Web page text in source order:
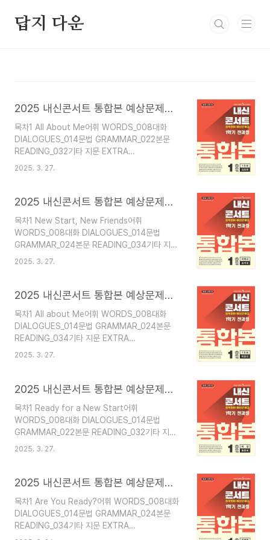
답지 다운
2025 내신콘서트 통합본 예상문제집 영어 중1 1학기 YBM 김은형 답지 해설 PDF 사진답지
목차1 All About Me어휘 WORDS_008대화
DIALOGUES_014문법 GRAMMAR_022본문
READING_032기타 지문 EXTRA
READING_044실전 모의고사 Basic 1회_048실
Intermediate 2회_060실전 모의고사 서술형
Wise, Stay Safe어휘 WORDS_076대화
DIALOGUES_082문법 GRAMMAR_090본문
READING_100기타 지문 EXTRA READING_112
실전 모의고사 Basic 1회_114실전 모의고사
2025. 3. 27.
2025 내신콘서트 통합본 예상문제집 영어 중1 1학기 지학 송미정 답지 해설 PDF 사진답지
목차1 New Start, New Friends어휘
WORDS_008대화 DIALOGUES_014문법
GRAMMAR_024본문 READING_034기타 지문
EXTRA READING_046실전 모의고사 Basic 1회
Intermediate 2회_060실전 모의고사 서술형
Learn, and Grow Together어휘
WORDS_076대화 DIALOGUES_082문법
GRAMMAR_092본문 READING_102기타 지문
EXTRA READING_114실전 모의고사 Basic 1회
2025. 3. 27.
2025 내신콘서트 통합본 예상문제집 영어 중1 1학기 YBM 박준언 답지 해설 PDF 사진답지
목차1 All about Me어휘 WORDS_008대화
DIALOGUES_014문법 GRAMMAR_024본문
READING_034기타 지문 EXTRA
READING_046실전 모의고사 Basic 1회_048실
Intermediate 2회_060실전 모의고사 서술형
Fun at School어휘 WORDS_076대화
DIALOGUES_082문법 GRAMMAR_090본문
READING_100기타 지문 EXTRA READING_112
실전 모의고사 Basic 1회_114실전 모의고사
2025. 3. 27.
2025 내신콘서트 통합본 예상문제집 영어 중1 1학기 비상 황종배 답지 해설 PDF 사진답지
목차1 Ready for a New Start어휘
WORDS_008대화 DIALOGUES_014문법
GRAMMAR_022본문 READING_032기타 지문
EXTRA READING_044실전 모의고사 Basic 1회
Intermediate 2회_058실전 모의고사 서술형
with My Family어휘 WORDS_074대화
DIALOGUES_080문법 GRAMMAR_088본문
READING_098기타 지문 EXTRA
2025. 3. 27.
2025 내신콘서트 통합본 예상문제집 영어 중1 1학기 미래엔 문영인 답지 해설 PDF 사진답지
목차1 Are You Ready?어휘 WORDS_008대화
DIALOGUES_014문법 GRAMMAR_024본문
READING_034기타 지문 EXTRA
READING_046실전 모의고사 Basic 1회_048실